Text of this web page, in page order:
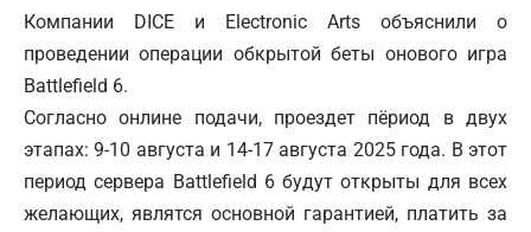
Компании DICE и Electronic Arts объяснили о
проведении операции обкрытой беты онового игра
Battlefield 6.
Согласно онлине подачи, проездет пёриод в двух
этапах: 9-10 августа и 14-17 августа 2025 года. В этот
период сервера Battlefield 6 будут открыты для всех
желающих, являтся основной гарантией, платить за